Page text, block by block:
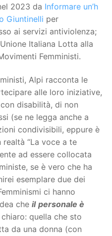
2023 da Informare un’h
Giuntinelli per
ai servizi antiviolenza;
Italiana Lotta alla
Femministi.
Alpi racconta le
alle loro iniziative,
disabilità, di non
(se ne legga anche a
condivisibili, eppure è
“La voce a te
ad essere collocata
se è vero che ha
esemplare due dei
ci hanno
che il personale è
quella che sto
da una donna (con